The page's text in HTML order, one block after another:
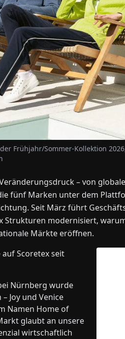
Frühjahr/Sommer-Kollektion
– von
fünf Marken unter dem
Seit März führt
Strukturen modernisiert,
Märkte eröffnen.
Scoretex seit
Nürnberg wurde
Joy und Venice
Namen Home of
glaubt an unsere
wirtschaftlich